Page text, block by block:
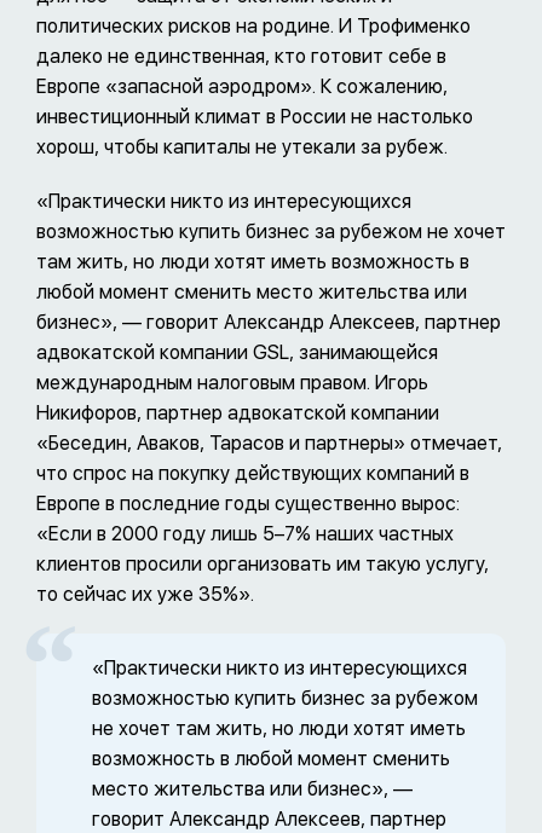
политических рисков на родине. И Трофименко
далеко не единственная, кто готовит себе в
Европе «запасной аэродром». К сожалению,
инвестиционный климат в России не настолько
хорош, чтобы капиталы не утекали за рубеж.
«Практически никто из интересующихся
возможностью купить бизнес за рубежом не хочет
там жить, но люди хотят иметь возможность в
любой момент сменить место жительства или
бизнес», — говорит Александр Алексеев, партнер
адвокатской компании GSL, занимающейся
международным налоговым правом. Игорь
Никифоров, партнер адвокатской компании
«Беседин, Аваков, Тарасов и партнеры» отмечает,
что спрос на покупку действующих компаний в
Европе в последние годы существенно вырос:
«Если в 2000 году лишь 5–7% наших частных
клиентов просили организовать им такую услугу,
то сейчас их уже 35%».
«Практически никто из интересующихся
возможностью купить бизнес за рубежом
не хочет там жить, но люди хотят иметь
возможность в любой момент сменить
место жительства или бизнес», —
говорит Александр Алексеев, партнер